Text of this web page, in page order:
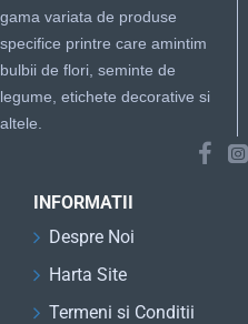
gama variata de produse
specifice printre care amintim
bulbii de flori, seminte de
legume, etichete decorative si
altele.
INFORMATII
Despre Noi
Harta Site
Termeni si Conditii